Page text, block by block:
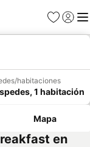
Favoritos
Iniciar
habitaciones
1 habitación
Mapa
en